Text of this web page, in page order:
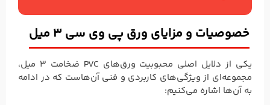
خصوصیات و مزایای ورق پی وی سی 3 میل
یکی از دلایل اصلی محبوبیت ورق‌های PVC ضخامت 3 میل،
مجموعه‌ای از ویژگی‌های کاربردی و فنی آن‌هاست که در ادامه
به آن‌ها اشاره می‌کنیم: